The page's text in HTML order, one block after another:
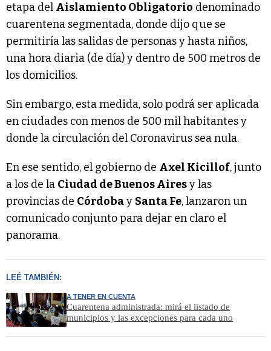
etapa del Aislamiento Obligatorio denominado
cuarentena segmentada, donde dijo que se
permitiría las salidas de personas y hasta niños,
una hora diaria (de día) y dentro de 500 metros de
los domicilios.
Sin embargo, esta medida, solo podrá ser aplicada
en ciudades con menos de 500 mil habitantes y
donde la circulación del Coronavirus sea nula.
En ese sentido, el gobierno de Axel Kicillof, junto
a los de la Ciudad de Buenos Airesy las
provincias de Córdobay Santa Fe, lanzaron un
comunicado conjunto para dejar en claro el
panorama.
LEÉ TAMBIÉN:
A TENER EN CUENTA
Cuarentena administrada: mirá el listado de
municipios y las excepciones para cada uno